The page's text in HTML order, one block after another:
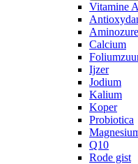
Vitamine A
Calcium
Ijzer
Jodium
Kalium
Koper
Probiotica
Q10
Rode gist